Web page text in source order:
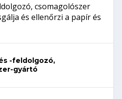
csomagolószer
és ellenőrzi a papír és
-feldolgozó,
gyártó